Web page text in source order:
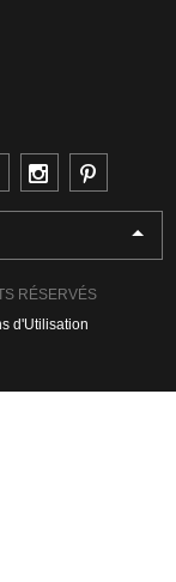
RÉSERVÉS
d'Utilisation